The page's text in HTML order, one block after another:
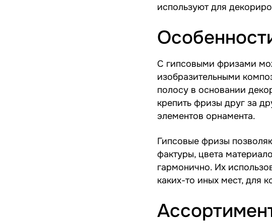
используют для
С гипсовыми фризами
изобразительными
полосу в основании
крепить фризы друг за
элементов орнамента.
Гипсовые фризы
фактуры, цвета
гармонично. Их
каких-то иных мест, для